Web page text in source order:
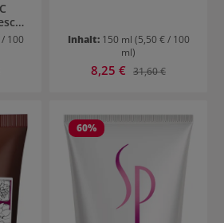
100
Preis:
Inhalt: 150 ml (5,50 € / 100
ml)
Verkaufspreis:
8,25 € Regulärer Preis:
31,60 €
60%